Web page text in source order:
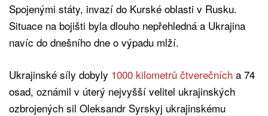
Spojenými státy, invazí do Kurské oblasti v Rusku.
Situace na bojišti byla dlouho nepřehledná a Ukrajina
navíc do dnešního dne o výpadu mlží.
Ukrajinské síly dobyly 1000 kilometrů čtverečních a 74
osad, oznámil v úterý nejvyšší velitel ukrajinských
ozbrojených sil Oleksandr Syrskyj ukrajinskému